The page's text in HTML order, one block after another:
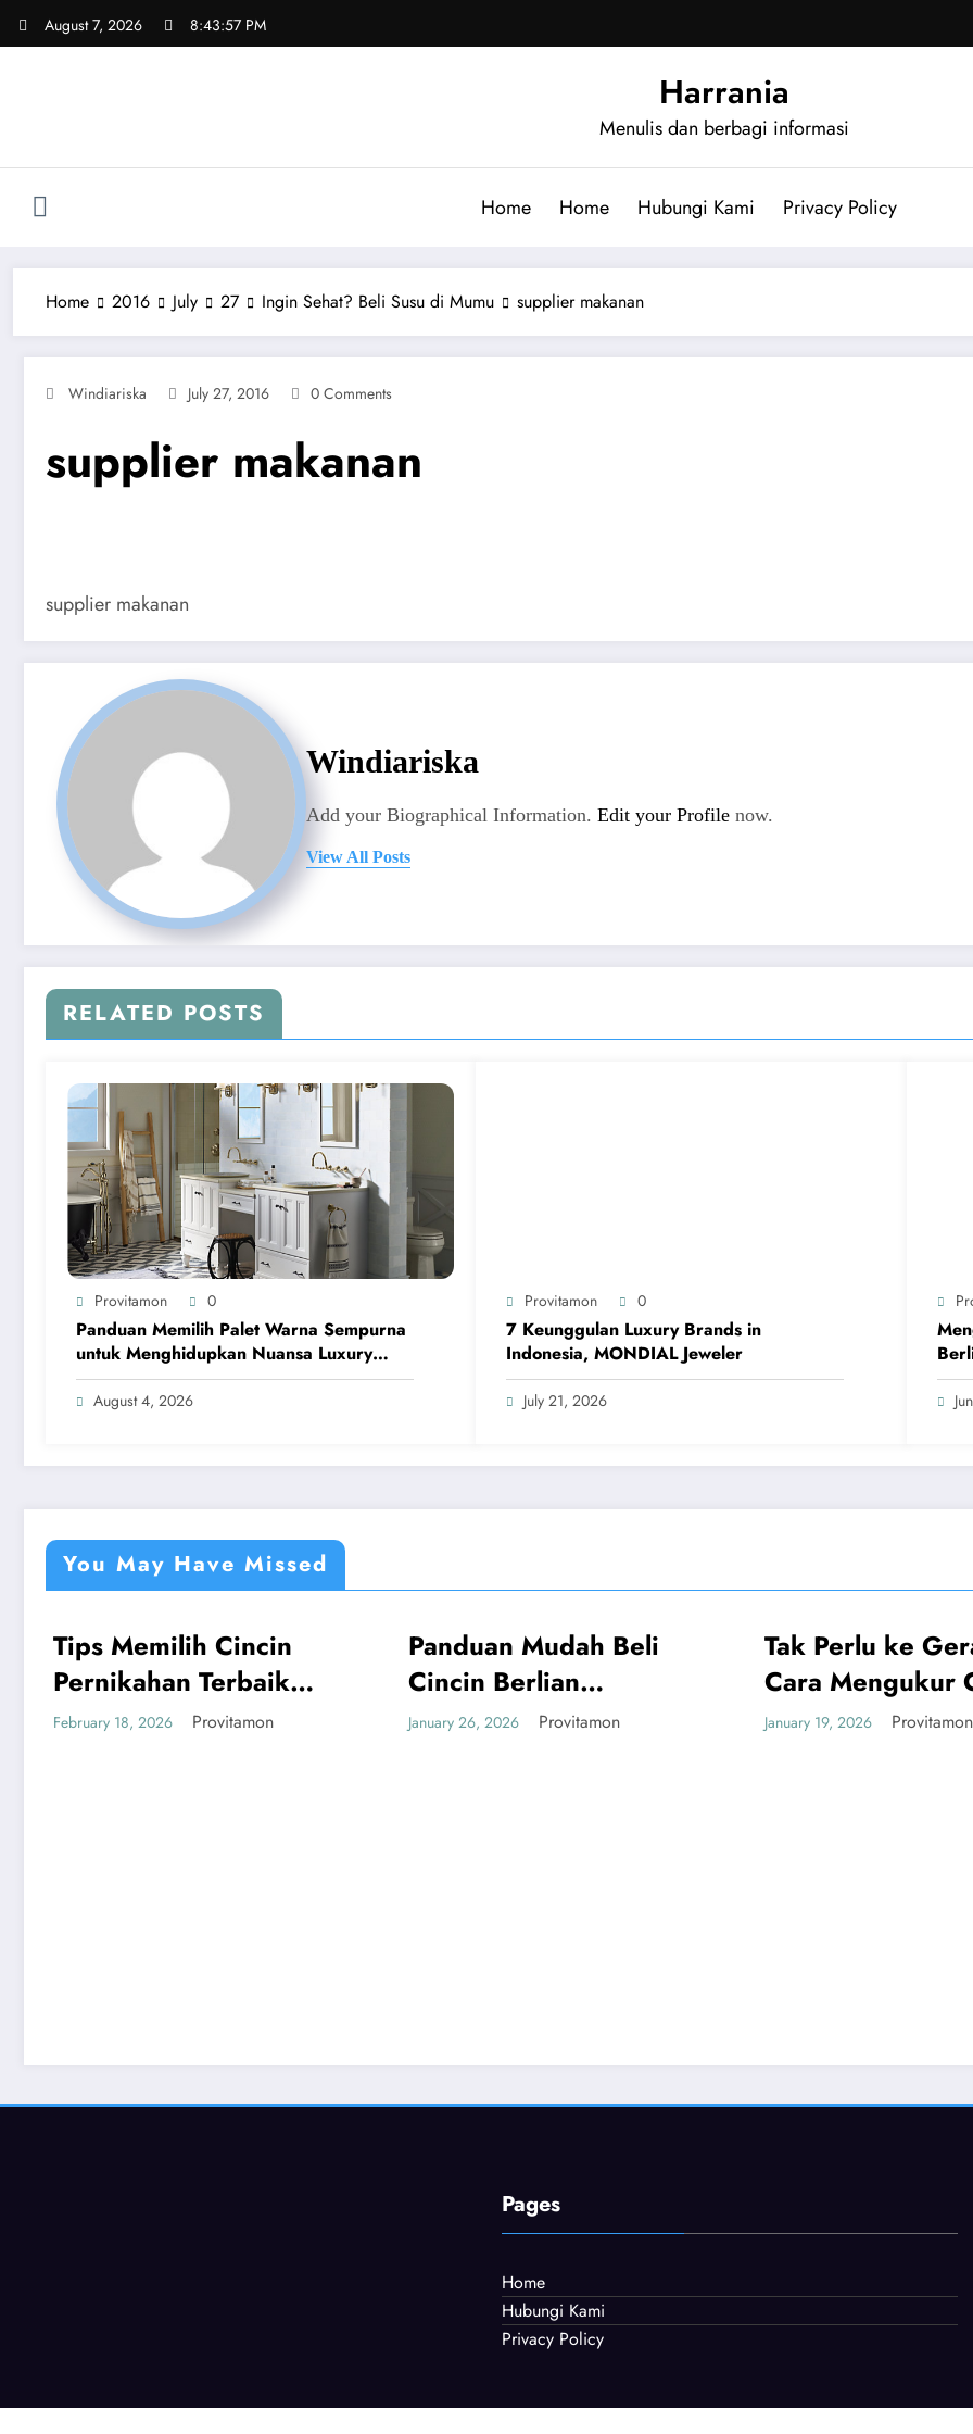
August 7, 2026 8:43:57 PM
Harrania
Menulis dan berbagi informasi
Home Home Hubungi Kami Privacy Policy
Home 2016 July 27 Ingin Sehat? Beli Susu di Mumu supplier makanan
Windiariska July 27, 2016 0 Comments
supplier makanan
supplier makanan
Windiariska
Add your Biographical Information. Edit your Profile now.
View All Posts
RELATED POSTS
Provitamon 0
Panduan Memilih Palet Warna Sempurna
untuk Menghidupkan Nuansa Luxury
Bathrooms
August 4, 2026
Provitamon 0
7 Keunggulan Luxury Brands in
Indonesia, MONDIAL Jeweler
July 21, 2026
You May Have Missed
Memilih Cincin
Terbaik
Terkini
18, 2026 Provitamon
Panduan Mudah Beli
Cincin Berlian
Bandung yang
January 26, 2026 Provitamon
Tak Perlu ke Gerai, Ini
Cara Mengukur Cincin
Sendiri yang Akurat
January 19, 2026 Provitamon
Pages
Home
Hubungi Kami
Privacy Policy